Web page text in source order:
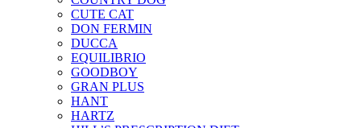
CUTE CAT
DON FERMIN
DUCCA
EQUILIBRIO
GOODBOY
GRAN PLUS
HANT
HARTZ